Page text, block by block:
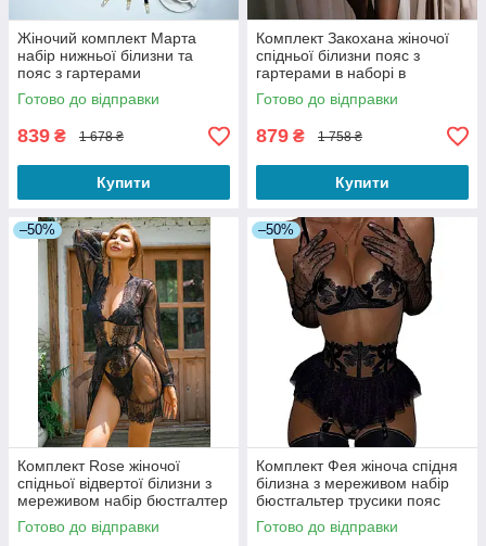
Жіночий комплект Марта
набір нижньої білизни та
пояс з гартерами
мереживний візерунок квітів
чорний S
Готово до відправки
839 ₴ 1 678 ₴
Купити
Комплект Закохана жіночої
спідньої білизни пояс з
гартерами в наборі в
мереживо серцями чорний S
Готово до відправки
879 ₴ 1 758 ₴
Купити
–50%
Комплект Rose жіночої
спідньої відвертої білизни з
мереживом набір бюстгалтер
трусики з халатом чорний
Готово до відправки
–50%
Комплект Фея жіноча спідня
білизна з мереживом набір
бюстгальтер трусики пояс
спідничка с гартерами
чорний S
Готово до відправки